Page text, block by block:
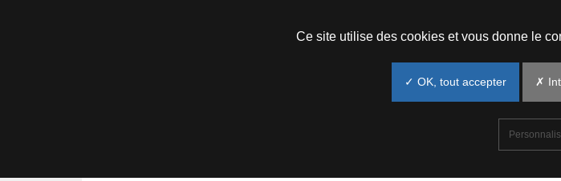
Ce site utilise des cookies et vous donne le
✓ OK, tout accepter ✗